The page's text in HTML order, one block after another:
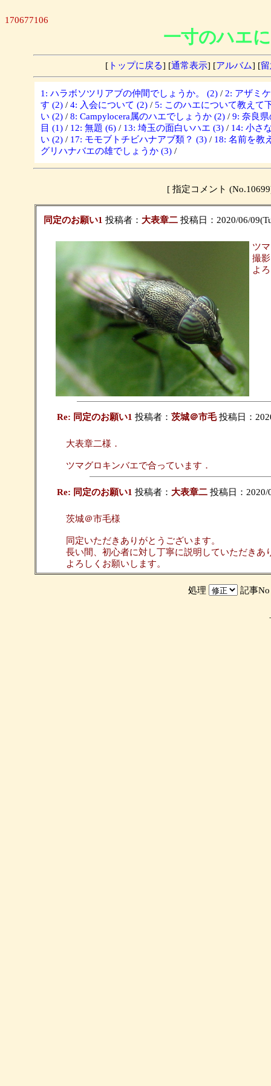
170677106
一寸のハエ
[トップに戻る] [通常表示] [アルバム] [
1: ハラボソツリアブの仲間でしょうか。 (2) / 2: アザミ
す (2) / 4: 入会について (2) / 5: このハエについて教えて
い (2) / 8: Campylocera属のハエでしょうか (2) / 9: 奈良
目 (1) / 12: 無題 (6) / 13: 埼玉の面白いハエ (3) / 14: 小さ
い (2) / 17: モモブトチビハナアブ類？ (3) / 18: 名前を教
グリハナバエの雄でしょうか (3) /
[ 指定コメント
同定のお願い1 投稿者： 大表章二 投稿日：2020/06/
ツ
撮
よ
Re: 同定のお願い1 投稿者： 茨城＠市毛投稿日：
大表章二様．
ツマグロキンバエで合っています．
Re: 同定のお願い1 投稿者： 大表章二 投稿日：2020/
茨城＠市毛様
同定いただきありがとうございます。
長い間、初心者に対し丁寧に説明していただき
よろしくお願いします。
処理 記事